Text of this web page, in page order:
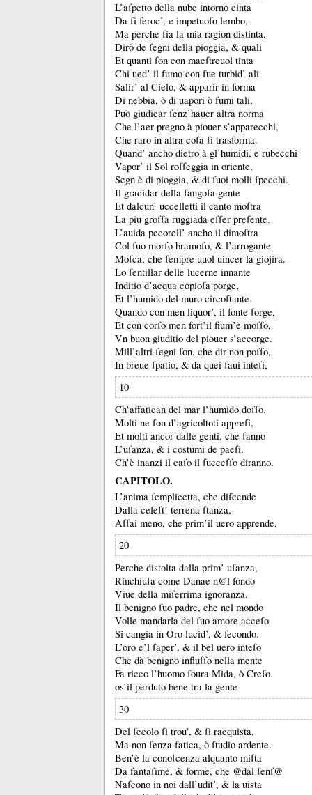
L’aſpetto della nube intorno cinta
Da ſi feroc’, e impetuoſo lembo,
Ma perche ſia la mia ragion distinta,
Dirò de ſegni della pioggia, & quali
Et quanti ſon con maeſtreuol tinta
Chi ued’ il fumo con ſue turbid’ ali
Salir’ al Cielo, & apparir in forma
Di nebbia, ò di uapori ò fumi tali,
Può giudicar ſenz’hauer altra norma
Che l’aer pregno à piouer s’apparecchi,
Che raro in altra coſa ſi trasforma.
Quand’ ancho dietro à gl’humidi, e rubecchi
Vapor’ il Sol roſſeggia in oriente,
Segn è di pioggia, & di ſuoi molli ſpecchi.
Il gracidar della fangoſa gente
Et dalcun’ uccelletti il canto moſtra
La piu groſſa ruggiada eſſer preſente.
L’auida pecorell’ ancho il dimoſtra
Col ſuo morſo bramoſo, & l’arrogante
Moſca, che ſempre uuol uincer la giojira.
Lo ſentillar delle lucerne innante
Inditio d’acqua copioſa porge,
Et l’humido del muro circoſtante.
Quando con men liquor’, il fonte ſorge,
Et con corſo men fort’il fium’è moſſo,
Vn buon giuditio del piouer s’accorge.
Mill’altri ſegni ſon, che dir non poſſo,
In breue ſpatio, & da quei ſaui inteſi,
10
Ch’affatican del mar l’humido doſſo.
Molti ne ſon d’agricoltoti appreſi,
Et molti ancor dalle genti, che ſanno
L’uſanza, & i costumi de paeſi.
Ch’è inanzi il caſo il ſucceſſo diranno.
CAPITOLO.
L’anima ſemplicetta, che diſcende
Dalla celeſt’ terrena ſtanza,
Aſſai meno, che prim’il uero apprende,
20
Perche distolta dalla prim’ uſanza,
Rinchiuſa come Danae n@l fondo
Viue della miſerrima ignoranza.
Il benigno ſuo padre, che nel mondo
Volle mandarla del ſuo amore acceſo
Si cangia in Oro lucid’, & fecondo.
L’oro e’l ſaper’, & il bel uero inteſo
Che dà benigno influſſo nella mente
Fa ricco l’huomo ſoura Mida, ò Creſo.
os’il perduto bene tra la gente
30
Del ſecolo ſi trou’, & ſi racquista,
Ma non ſenza fatica, ò ſtudio ardente.
Ben’è la conoſcenza alquanto miſta
Da fantaſime, & forme, che @dal ſenſ@
Naſcono in noi dall’udit’, & la uista